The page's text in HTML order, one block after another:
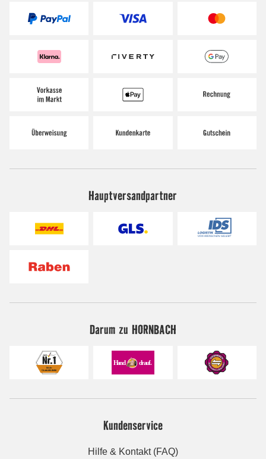
Hauptversandpartner
Darum zu HORNBACH
Kundenservice
Hilfe & Kontakt (FAQ)